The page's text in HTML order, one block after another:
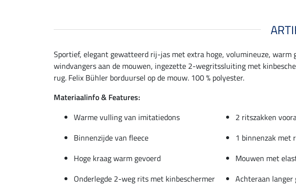
Sportief, elegant gewatteerd rij-jas met extra hoge, volumineuze,
windvangers aan de mouwen, ingezette 2-wegritssluiting met
rug. Felix Bühler borduursel op de mouw. 100 % polyester.
Materiaalinfo & Features:
Warme vulling van imitatiedons
2 ritszakken
Binnenzijde van fleece
1 binnenzak met
Hoge kraag warm gevoerd
Mouwen met
Onderlegde 2-weg rits met kinbeschermer
Achteraan langer